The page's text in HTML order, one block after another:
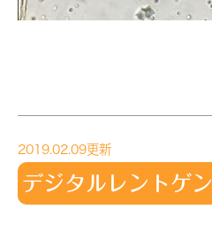
2019.02.09更新
デジタルレントゲン